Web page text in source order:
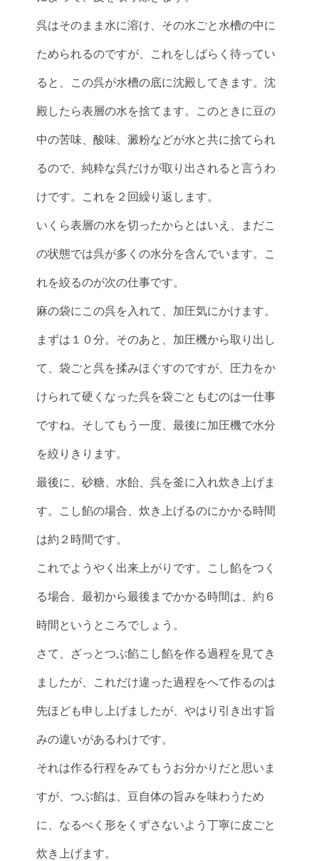
呉はそのまま水に溶け、その水ごと水槽の中に
ためられるのですが、これをしばらく待ってい
ると、この呉が水槽の底に沈殿してきます。沈
殿したら表層の水を捨てます。このときに豆の
中の苦味、酸味、澱粉などが水と共に捨てられ
るので、純粋な呉だけが取り出されると言うわ
けです。これを２回繰り返します。
いくら表層の水を切ったからとはいえ、まだこ
の状態では呉が多くの水分を含んでいます。こ
れを絞るのが次の仕事です。
麻の袋にこの呉を入れて、加圧気にかけます。
まずは１０分。そのあと、加圧機から取り出し
て、袋ごと呉を揉みほぐすのですが、圧力をか
けられて硬くなった呉を袋ごともむのは一仕事
ですね。そしてもう一度、最後に加圧機で水分
を絞りきります。
最後に、砂糖、水飴、呉を釜に入れ炊き上げま
す。こし餡の場合、炊き上げるのにかかる時間
は約２時間です。
これでようやく出来上がりです。こし餡をつく
る場合、最初から最後までかかる時間は、約６
時間というところでしょう。
さて、ざっとつぶ餡こし餡を作る過程を見てき
ましたが、これだけ違った過程をへて作るのは
先ほども申し上げましたが、やはり引き出す旨
みの違いがあるわけです。
それは作る行程をみてもうお分かりだと思いま
すが、つぶ餡は、豆自体の旨みを味わうため
に、なるべく形をくずさないよう丁寧に皮ごと
炊き上げます。